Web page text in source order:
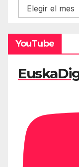
Hemeroteca
YouTube